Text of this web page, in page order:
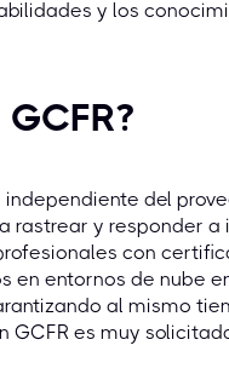
y los
del
y responder a
con
en entornos de nube
al mismo
GCFR es muy